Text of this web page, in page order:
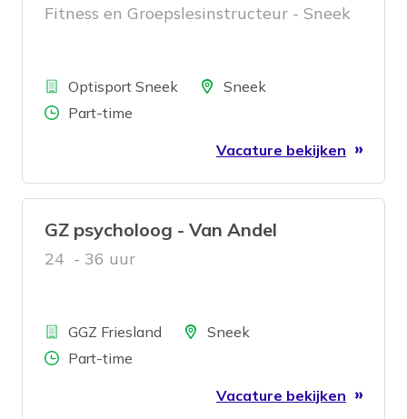
Fitness en Groepslesinstructeur - Sneek
BedrijfOptisport Sneek LocatieSneek
Aantal uren
Part-time
Vacature bekijken
GZ psycholoog - Van Andel
24 - 36 uur
BedrijfGGZ Friesland LocatieSneek
Aantal uren
Part-time
Vacature bekijken